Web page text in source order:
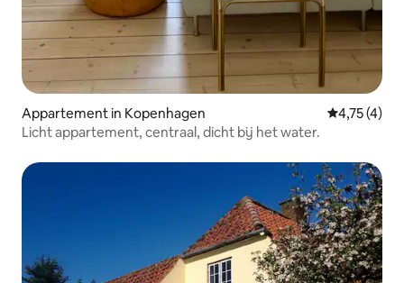
Appartement in Kopenhagen
4,75 (4)
Licht appartement, centraal, dicht bij het water.